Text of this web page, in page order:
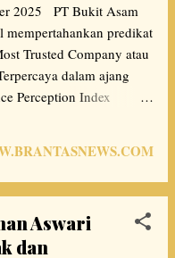
menyampaikan rasa
yang telah
ini merupakan
dan akuntabilitas
keberlanjutan.
prinsip-prinsip
2025 PT Bukit Asam
mempertahankan predikat
Trusted Company atau
dalam ajang
Perception Index
Corporate Governance
PTBA dalam
(GCG). Pada CGPI
skor 91,34 dalam
Aswari
dan